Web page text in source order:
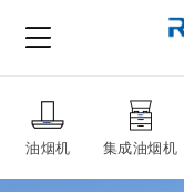
油烟机 集成油烟机